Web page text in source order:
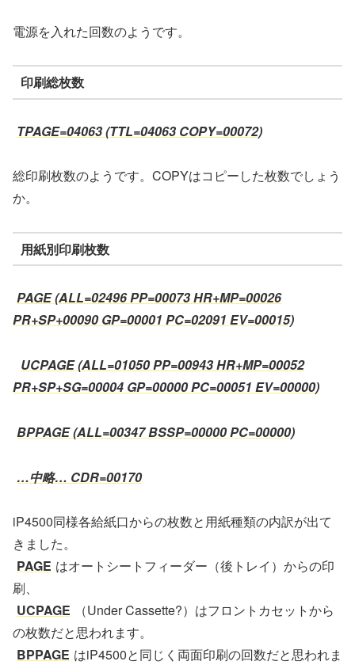
電源を入れた回数のようです。
印刷総枚数
TPAGE=04063 (TTL=04063 COPY=00072)
総印刷枚数のようです。COPYはコピーした枚数でしょう
か。
用紙別印刷枚数
PAGE (ALL=02496 PP=00073 HR+MP=00026
PR+SP+00090 GP=00001 PC=02091 EV=00015)
UCPAGE (ALL=01050 PP=00943 HR+MP=00052
PR+SP+SG=00004 GP=00000 PC=00051 EV=00000)
BPPAGE (ALL=00347 BSSP=00000 PC=00000)
…中略… CDR=00170
iP4500同様各給紙口からの枚数と用紙種類の内訳が出て
きました。
PAGE はオートシートフィーダー（後トレイ）からの印
刷、
UCPAGE
（Under Cassette?）はフロントカセットから
の枚数だと思われます。
BPPAGE はiP4500と同じく両面印刷の回数だと思われま